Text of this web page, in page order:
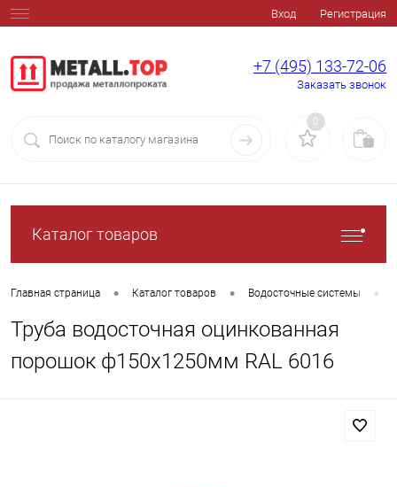
Вход Регистрация
+7 (495) 133-72-06
Заказать звонок
0
Каталог товаров
Главная страница • Каталог товаров • Водосточные системы •
Труба водосточная оцинкованная
порошок ф150х1250мм RAL 6016